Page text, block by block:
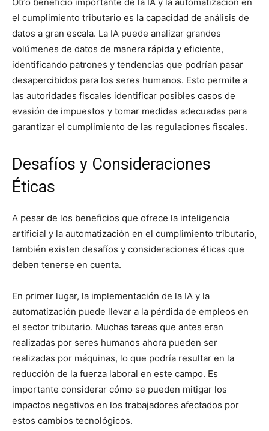
el cumplimiento tributario es la capacidad de análisis de
datos a gran escala. La IA puede analizar grandes
volúmenes de datos de manera rápida y eficiente,
identificando patrones y tendencias que podrían pasar
desapercibidos para los seres humanos. Esto permite a
las autoridades fiscales identificar posibles casos de
evasión de impuestos y tomar medidas adecuadas para
garantizar el cumplimiento de las regulaciones fiscales.
Desafíos y Consideraciones
Éticas
A pesar de los beneficios que ofrece la inteligencia
artificial y la automatización en el cumplimiento tributario,
también existen desafíos y consideraciones éticas que
deben tenerse en cuenta.
En primer lugar, la implementación de la IA y la
automatización puede llevar a la pérdida de empleos en
el sector tributario. Muchas tareas que antes eran
realizadas por seres humanos ahora pueden ser
realizadas por máquinas, lo que podría resultar en la
reducción de la fuerza laboral en este campo. Es
importante considerar cómo se pueden mitigar los
impactos negativos en los trabajadores afectados por
estos cambios tecnológicos.